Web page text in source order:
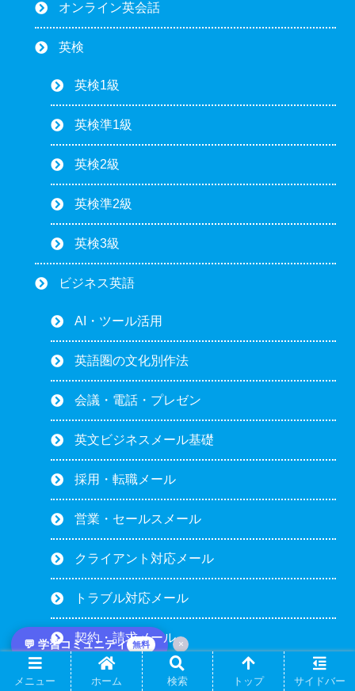
💬 学習コミュニティ 無料 ×
オンライン英会話
英検
英検1級
英検準1級
英検2級
英検準2級
英検3級
ビジネス英語
AI・ツール活用
英語圏の文化別作法
会議・電話・プレゼン
英文ビジネスメール基礎
採用・転職メール
営業・セールスメール
クライアント対応メール
トラブル対応メール
契約・請求メール
お祝い・感情メール
メニュー ホーム 検索 トップ サイドバー